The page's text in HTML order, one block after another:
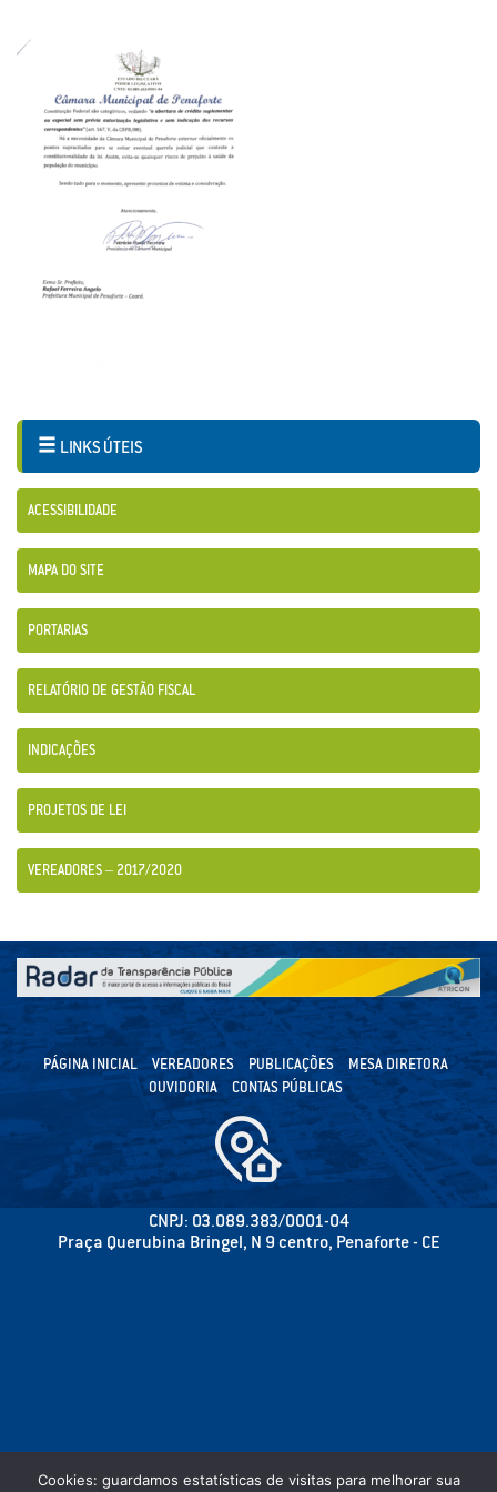
LINKS ÚTEIS
ACESSIBILIDADE
MAPA DO SITE
PORTARIAS
RELATÓRIO DE GESTÃO FISCAL
INDICAÇÕES
PROJETOS DE LEI
VEREADORES – 2017/2020
PÁGINA INICIAL VEREADORES PUBLICAÇÕES
MESA DIRETORA
OUVIDORIA
CONTAS PÚBLICAS
CNPJ: 03.089.383/0001-04
Praça Querubina Bringel, N 9 centro, Penaforte - CE
Cookies: guardamos estatísticas de visitas para melhorar sua